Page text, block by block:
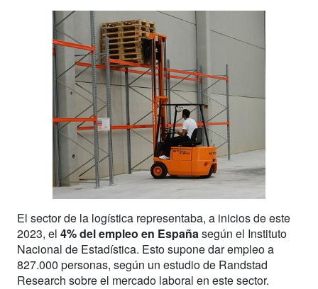
El sector de la logística representaba, a inicios de este
2023, el 4% del empleo en España según el Instituto
Nacional de Estadística. Esto supone dar empleo a
827.000 personas, según un estudio de Randstad
Research sobre el mercado laboral en este sector.